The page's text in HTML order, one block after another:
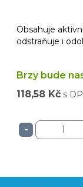
Obsahuje
odstraňuje i
Brzy bude
118,58 Kč s
-